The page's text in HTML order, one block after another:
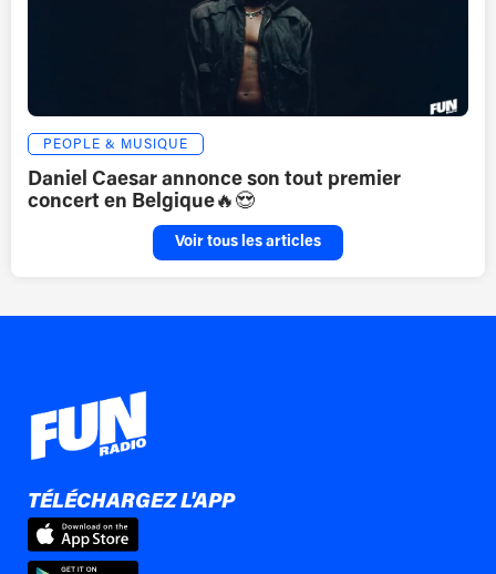
PEOPLE & MUSIQUE
Daniel Caesar annonce son tout premier
concert en Belgique🔥😍
Voir tous les articles
TÉLÉCHARGEZ L'APP